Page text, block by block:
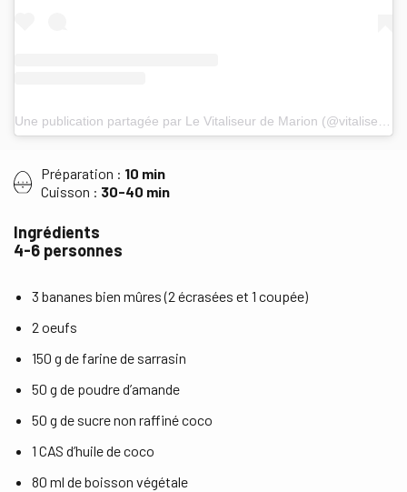
Préparation : 10 min
Cuisson : 30-40 min
Ingrédients
4-6 personnes
3 bananes bien mûres (2 écrasées et 1 coupée)
2 oeufs
150 g de farine de sarrasin
50 g de poudre d’amande
50 g de sucre non raffiné coco
1 CAS d’huile de coco
80 ml de boisson végétale